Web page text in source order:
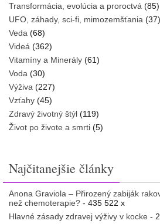
Transformácia, evolúcia a proroctvá (85)
UFO, záhady, sci-fi, mimozemšťania (37)
Veda (68)
Videá (362)
Vitamíny a Minerály (61)
Voda (30)
Výživa (227)
Vzťahy (45)
Zdravý životný štýl (119)
Život po živote a smrti (5)
Najčitanejšie články
Anona Graviola – Přirozený zabiják
než chemoterapie? - 435 522 x
Hlavné zásady zdravej výživy v kocke -